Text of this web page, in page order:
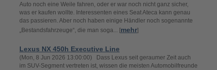
Auto noch eine Weile fahren, oder er war noch nicht ganz sicher,
was er kaufen wollte. Interessenten eines Seat Ateca kann genau
das passieren. Aber noch haben einige Händler noch sogenannte
„Bestandsfahrzeuge“, die man soga... [mehr]
Lexus NX 450h Executive Line
(Mon, 8 Jun 2026 13:00:00) Dass Lexus seit geraumer Zeit auch
im SUV-Segment vertreten ist, wissen die meisten Automobilfreunde